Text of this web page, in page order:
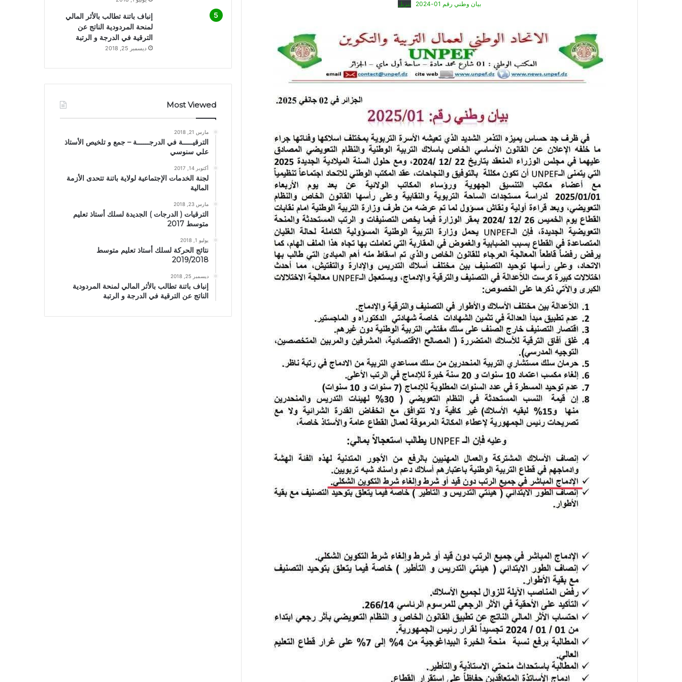
بيان وطني رقم 01-2024 تنزيل
إنباف باتنة تطالب بالأثر المالي
لمنحة المردودية الناتج عن
الترقية في الدرجة و الرتبة
ديسمبر 25, 2018
Most Viewed
مارس 21, 2018
الترقيـــــة في الدرجــــــة – جمع و تلخيص الأستاذ
علي سنوسي
أكتوبر 14, 2017
لجنة الخدمات الإجتماعية لولاية باتنة تتحدى الأزمة
المالية
مارس 23, 2018
الترقيات ( الدرجات ) الجديدة لسلك أستاذ تعليم
متوسط 2017
يوليو 1, 2018
نتائج الحركة لسلك أستاذ تعليم متوسط
2019/2018
ديسمبر 25, 2018
إنباف باتنة تطالب بالأثر المالي لمنحة المردودية
الناتج عن الترقية في الدرجة و الرتبة